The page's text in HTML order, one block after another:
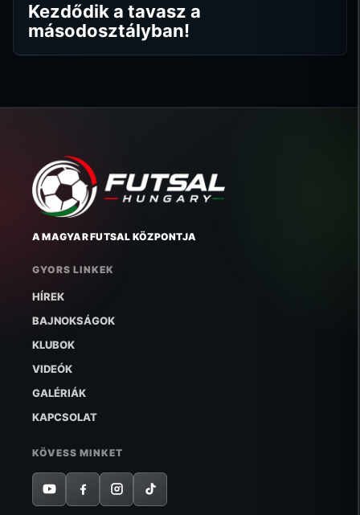
Kezdődik a tavasz a
másodosztályban!
A MAGYAR FUTSAL KÖZPONTJA
GYORS LINKEK
HÍREK
BAJNOKSÁGOK
KLUBOK
VIDEÓK
GALÉRIÁK
KAPCSOLAT
KÖVESS MINKET